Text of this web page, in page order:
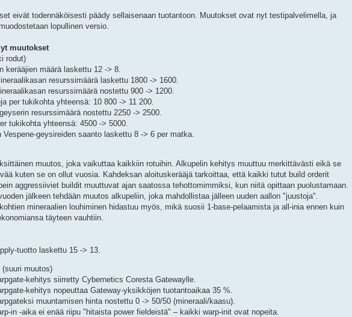
eivät todennäköisesti päädy sellaisenaan tuotantoon. Muutokset ovat nyt testipalvelimella, ja
lopullinen versio.
muutokset
rodut)
kerääjien määrä laskettu 12 -> 8.
resurssimäärä laskettu 1800 -> 1600.
resurssimäärä nostettu 900 -> 1200.
per tukikohta yhteensä: 10 800 -> 11 200.
resurssimäärä nostettu 2250 -> 2500.
tukikohta yhteensä: 4500 -> 5000.
Vespene-geysireiden saanto laskettu 8 -> 6 per matka.
muutos, joka vaikuttaa kaikkiin rotuihin. Alkupelin kehitys muuttuu merkittävästi eikä se
kuten se on ollut vuosia. Kahdeksan aloituskerääjä tarkoittaa, että kaikki tutut build orderit
aggressiiviet buildit muuttuvat ajan saatossa tehottomimmiksi, kun niitä opittaan puolustamaan.
jälkeen tehdään muutos alkupeliin, joka mahdollistaa jälleen uuden aallon "juustoja".
mineraalien louhiminen hidastuu myös, mikä suosii 1-base-pelaamista ja all-inia ennen kuin
täyteen vauhtiin.
tuotto laskettu 15 -> 13.
(suuri muutos)
kehitys siirretty Cybernetics Coresta Gatewaylle.
kehitys nopeuttaa Gateway-yksikköjen tuotantoaikaa 35 %.
muuntamisen hinta nostettu 0 -> 50/50 (mineraali/kaasu).
in -aika ei enää riipu "hitaista power fieldeistä" – kaikki warp-init ovat nopeita.